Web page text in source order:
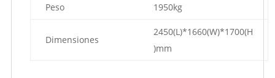
Peso 1950kg
Dimensiones
2450(L)*1660(W)*1700(H
)mm